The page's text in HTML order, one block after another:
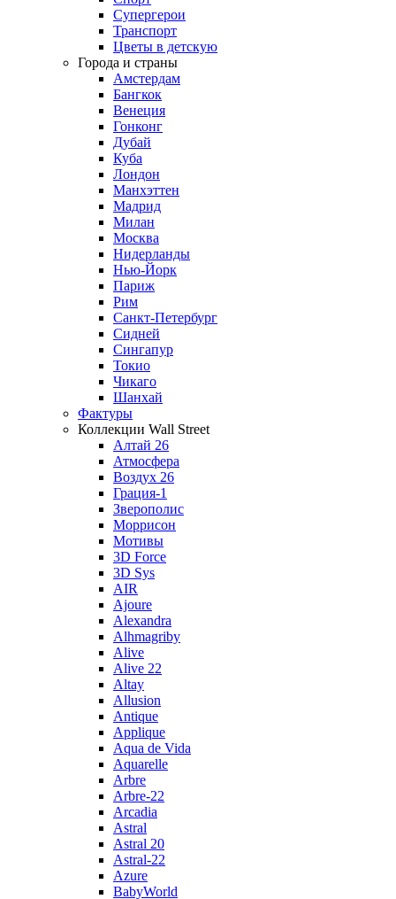
Супергерои
Транспорт
Цветы в детскую
Города и страны
Амстердам
Бангкок
Венеция
Гонконг
Дубай
Куба
Лондон
Манхэттен
Мадрид
Милан
Москва
Нидерланды
Нью-Йорк
Париж
Рим
Санкт-Петербург
Сидней
Сингапур
Токио
Чикаго
Шанхай
Фактуры
Коллекции Wall Street
Алтай 26
Атмосфера
Воздух 26
Грация-1
Зверополис
Моррисон
Мотивы
3D Force
3D Sys
AIR
Ajoure
Alexandra
Alhmagriby
Alive
Alive 22
Altay
Allusion
Antique
Applique
Aqua de Vida
Aquarelle
Arbre
Arbre-22
Arcadia
Astral
Astral 20
Astral-22
Azure
BabyWorld